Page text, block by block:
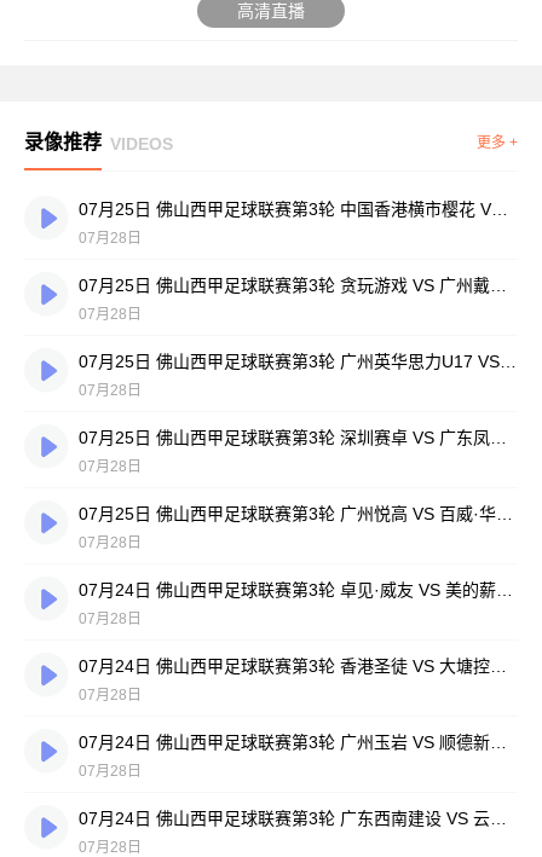
高清直播
录像推荐 VIDEOS 更多 +
07月25日 佛山西甲足球联赛第3轮 中国香港横市樱花 VS 吉图省实青年 全场录像
07月28日
07月28日
07月28日
07月28日
07月28日
07月28日
07月28日
07月28日
07月28日